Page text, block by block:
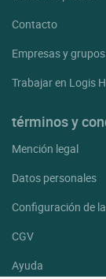
Contacto
Empresas y grupos
Trabajar en Logis
términos y
Mención legal
Datos personales
Configuración de
CGV
Ayuda